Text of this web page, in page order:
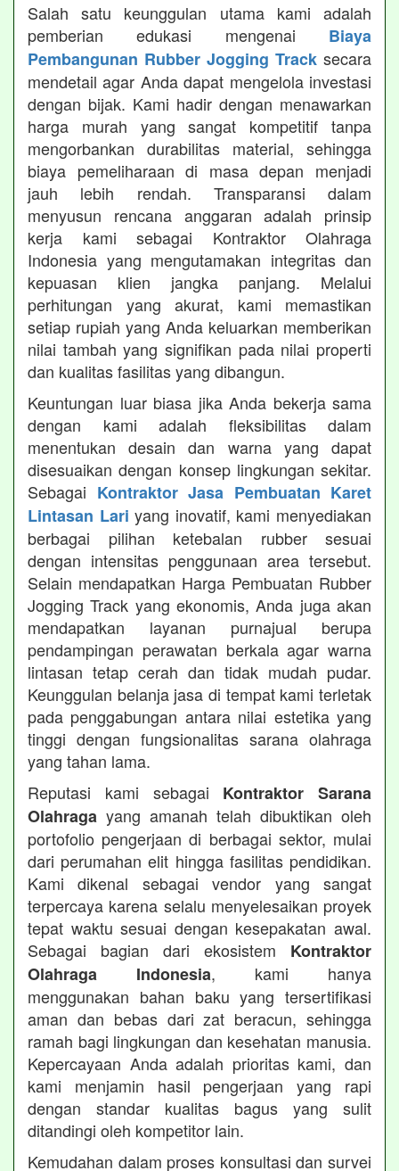
Salah satu keunggulan utama kami adalah
pemberian edukasi mengenai Biaya
Pembangunan Rubber Jogging Track secara
mendetail agar Anda dapat mengelola investasi
dengan bijak. Kami hadir dengan menawarkan
harga murah yang sangat kompetitif tanpa
mengorbankan durabilitas material, sehingga
biaya pemeliharaan di masa depan menjadi
jauh lebih rendah. Transparansi dalam
menyusun rencana anggaran adalah prinsip
kerja kami sebagai Kontraktor Olahraga
Indonesia yang mengutamakan integritas dan
kepuasan klien jangka panjang. Melalui
perhitungan yang akurat, kami memastikan
setiap rupiah yang Anda keluarkan memberikan
nilai tambah yang signifikan pada nilai properti
dan kualitas fasilitas yang dibangun.
Keuntungan luar biasa jika Anda bekerja sama
dengan kami adalah fleksibilitas dalam
menentukan desain dan warna yang dapat
disesuaikan dengan konsep lingkungan sekitar.
Sebagai Kontraktor Jasa Pembuatan Karet
Lintasan Lari yang inovatif, kami menyediakan
berbagai pilihan ketebalan rubber sesuai
dengan intensitas penggunaan area tersebut.
Selain mendapatkan Harga Pembuatan Rubber
Jogging Track yang ekonomis, Anda juga akan
mendapatkan layanan purnajual berupa
pendampingan perawatan berkala agar warna
lintasan tetap cerah dan tidak mudah pudar.
Keunggulan belanja jasa di tempat kami terletak
pada penggabungan antara nilai estetika yang
tinggi dengan fungsionalitas sarana olahraga
yang tahan lama.
Reputasi kami sebagai Kontraktor Sarana
Olahraga yang amanah telah dibuktikan oleh
portofolio pengerjaan di berbagai sektor, mulai
dari perumahan elit hingga fasilitas pendidikan.
Kami dikenal sebagai vendor yang sangat
terpercaya karena selalu menyelesaikan proyek
tepat waktu sesuai dengan kesepakatan awal.
Sebagai bagian dari ekosistem Kontraktor
Olahraga Indonesia, kami hanya
menggunakan bahan baku yang tersertifikasi
aman dan bebas dari zat beracun, sehingga
ramah bagi lingkungan dan kesehatan manusia.
Kepercayaan Anda adalah prioritas kami, dan
kami menjamin hasil pengerjaan yang rapi
dengan standar kualitas bagus yang sulit
ditandingi oleh kompetitor lain.
Kemudahan dalam proses konsultasi dan survei